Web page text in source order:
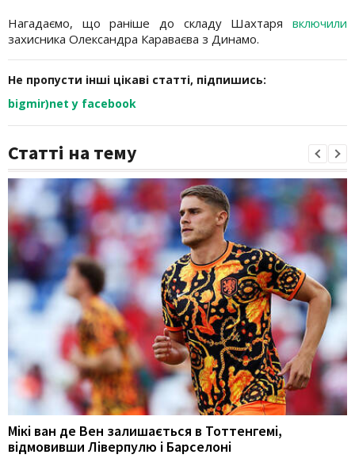
Нагадаємо, що раніше до складу Шахтаря включили
захисника Олександра Караваєва з Динамо.
Не пропусти інші цікаві статті, підпишись:
bigmir)net у facebook
Статті на тему
Мікі ван де Вен залишається в Тоттенгемі,
відмовивши Ліверпулю і Барселоні